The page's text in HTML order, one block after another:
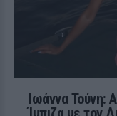
Ιωάννα Τούνη: